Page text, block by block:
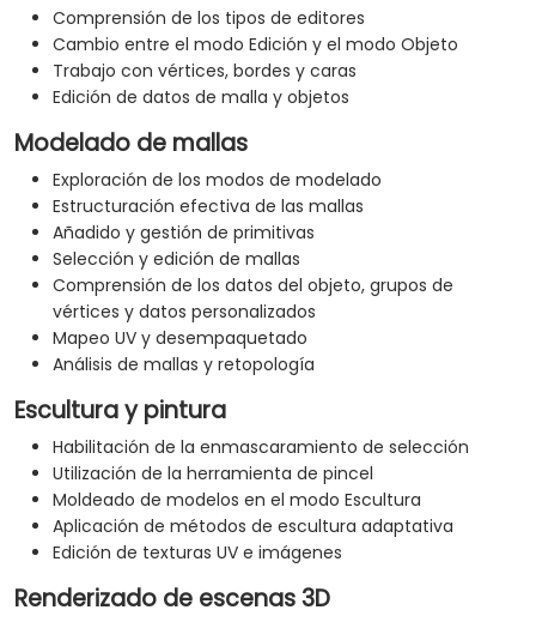
Comprensión de los tipos de editores
Cambio entre el modo Edición y el modo Objeto
Trabajo con vértices, bordes y caras
Edición de datos de malla y objetos
Modelado de mallas
Exploración de los modos de modelado
Estructuración efectiva de las mallas
Añadido y gestión de primitivas
Selección y edición de mallas
Comprensión de los datos del objeto, grupos de
vértices y datos personalizados
Mapeo UV y desempaquetado
Análisis de mallas y retopología
Escultura y pintura
Habilitación de la enmascaramiento de selección
Utilización de la herramienta de pincel
Moldeado de modelos en el modo Escultura
Aplicación de métodos de escultura adaptativa
Edición de texturas UV e imágenes
Renderizado de escenas 3D